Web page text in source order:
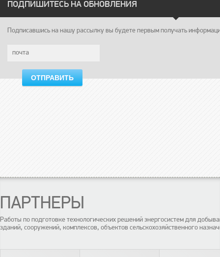
ПОДПИШИТЕСЬ НА ОБНОВЛЕНИЯ
Подписавшись на нашу рассылку вы будете первым получать
ОТПРАВИТЬ
ПАРТНЕРЫ
Работы по подготовке технологических решений энергосистем для
зданий, сооружений, комплексов, объектов сельскохозяйственного